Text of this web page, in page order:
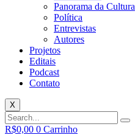
Panorama da Cultura
Política
Entrevistas
Autores
Projetos
Editais
Podcast
Contato
X
R$0,00 0 Carrinho